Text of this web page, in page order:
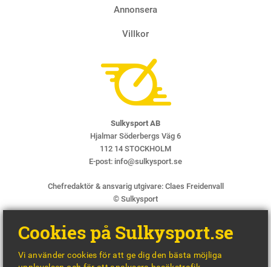
Annonsera
Villkor
Sulkysport AB
Hjalmar Söderbergs Väg 6
112 14 STOCKHOLM
E-post: info@sulkysport.se
Chefredaktör & ansvarig utgivare: Claes Freidenvall
© Sulkysport
Cookies på Sulkysport.se
Vi använder cookies för att ge dig den bästa möjliga